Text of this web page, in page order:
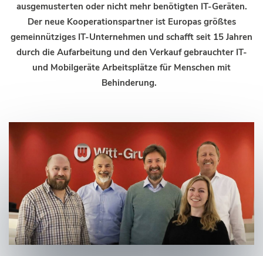
ausgemusterten oder nicht mehr benötigten IT-Geräten.
Der neue Kooperationspartner ist Europas größtes
gemeinnütziges IT-Unternehmen und schafft seit 15 Jahren
durch die Aufarbeitung und den Verkauf gebrauchter IT-
und Mobilgeräte Arbeitsplätze für Menschen mit
Behinderung.